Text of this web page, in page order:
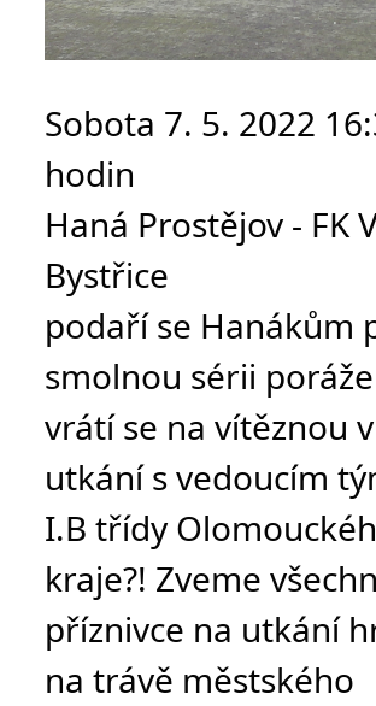
Sobota 7. 5. 2022
hodin
Haná Prostějov - FK
Bystřice
podaří se Hanákům
smolnou sérii
vrátí se na vítěznou
utkání s vedoucím
I.B třídy
kraje?! Zveme
příznivce na utkání
na trávě městského